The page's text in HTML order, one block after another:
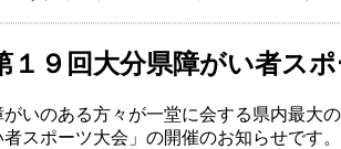
１９回大分県障がい者ス
がいのある方々が一堂に会する県内最大
者スポーツ大会」の開催のお知らせです。